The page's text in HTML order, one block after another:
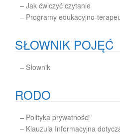
– Jak ćwiczyć czytanie
– Programy edukacyjno-
SŁOWNIK POJĘĆ
– Słownik
RODO
– Polityka prywatności
– Klauzula Informacyjna